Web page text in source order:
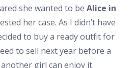
she wanted to be Alice in
her case. As I didn’t have
to buy a ready outfit for
to sell next year before a
girl can enjoy it.